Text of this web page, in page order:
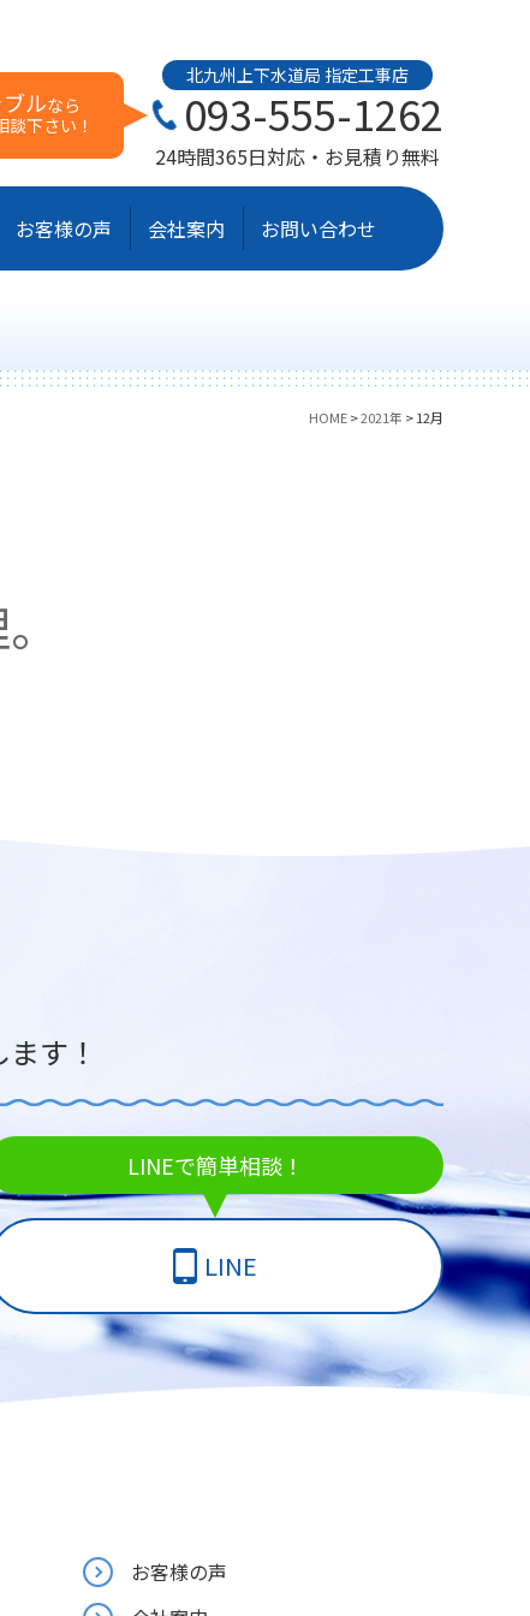
ルなら
談下さい！
北九州上下水道局 指定工事店
093-555-1262
24時間365日対応・お見積り無料
お客様の声 会社案内 お問い合わせ
HOME>2021年 >12月
す！
LINEで簡単相談！
LINE
お客様の声